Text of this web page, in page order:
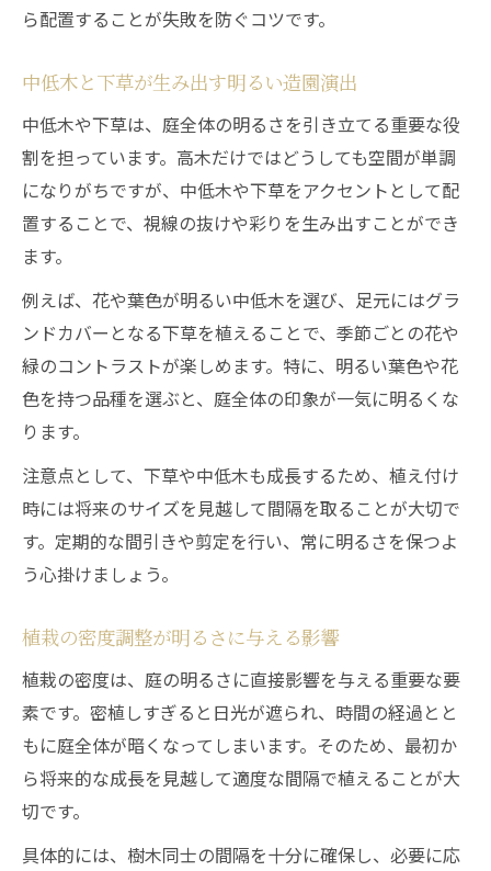
ら配置することが失敗を防ぐコツです。
中低木と下草が生み出す明るい造園演出
中低木や下草は、庭全体の明るさを引き立てる重要な役
割を担っています。高木だけではどうしても空間が単調
になりがちですが、中低木や下草をアクセントとして配
置することで、視線の抜けや彩りを生み出すことができ
ます。
例えば、花や葉色が明るい中低木を選び、足元にはグラ
ンドカバーとなる下草を植えることで、季節ごとの花や
緑のコントラストが楽しめます。特に、明るい葉色や花
色を持つ品種を選ぶと、庭全体の印象が一気に明るくな
ります。
注意点として、下草や中低木も成長するため、植え付け
時には将来のサイズを見越して間隔を取ることが大切で
す。定期的な間引きや剪定を行い、常に明るさを保つよ
う心掛けましょう。
植栽の密度調整が明るさに与える影響
植栽の密度は、庭の明るさに直接影響を与える重要な要
素です。密植しすぎると日光が遮られ、時間の経過とと
もに庭全体が暗くなってしまいます。そのため、最初か
ら将来的な成長を見越して適度な間隔で植えることが大
切です。
具体的には、樹木同士の間隔を十分に確保し、必要に応